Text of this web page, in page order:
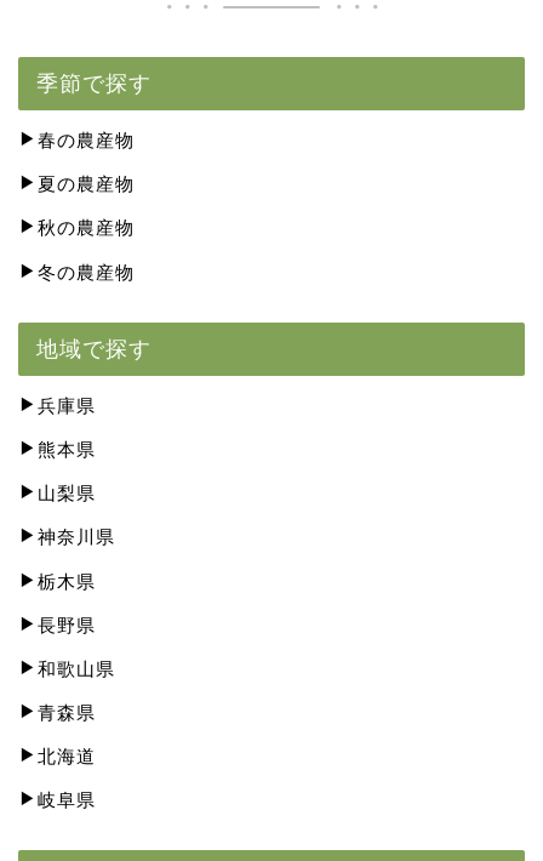
季節で探す
春の農産物
夏の農産物
秋の農産物
冬の農産物
地域で探す
兵庫県
熊本県
山梨県
神奈川県
栃木県
長野県
和歌山県
青森県
北海道
岐阜県